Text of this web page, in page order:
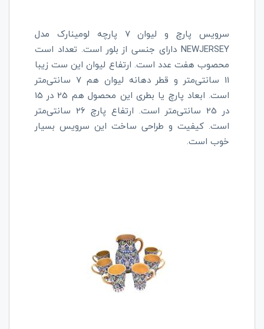
سرویس پارچ و لیوان 7 پارچه لومینارک مدل
NEWJERSEY دارای جنسی از بلور است. تعداد است
محصوب هفت عدد است. ارتفاع لیوان این ست زیبا
11 سانتی‌متر و قطر دهانه لیوان هم 7 سانتی‌متر
است. ابعاد پارچ یا بطری این محصول هم 25 در 15
در 25 سانتی‌متر است. ارتفاع پارچ 26 سانتی‌متر
است. کیفیت و طراحی ساخت این سرویس بسیار
خوب است.